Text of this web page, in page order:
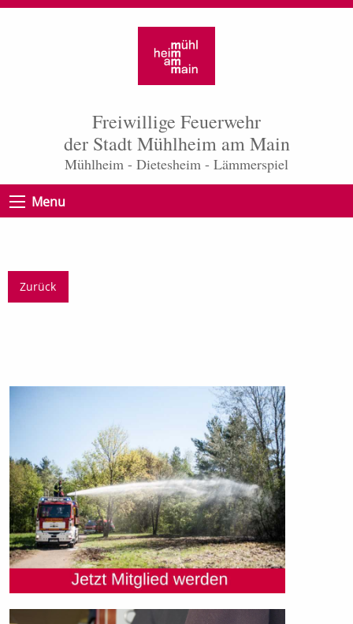
Freiwillige Feuerwehr
der Stadt Mühlheim am Main
Mühlheim - Dietesheim - Lämmerspiel
Menu
Zurück